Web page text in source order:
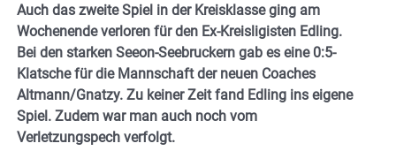
Auch das zweite Spiel in der Kreisklasse ging am
Wochenende verloren für den Ex-Kreisligisten Edling.
Bei den starken Seeon-Seebruckern gab es eine 0:5-
Klatsche für die Mannschaft der neuen Coaches
Altmann/Gnatzy. Zu keiner Zeit fand Edling ins eigene
Spiel. Zudem war man auch noch vom
Verletzungspech verfolgt.